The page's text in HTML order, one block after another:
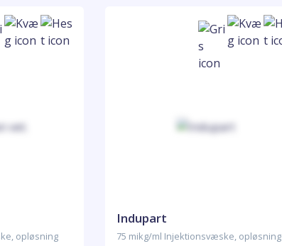
opløsning
Indupart
75 mikg/ml Injektionsvæske, opløsning